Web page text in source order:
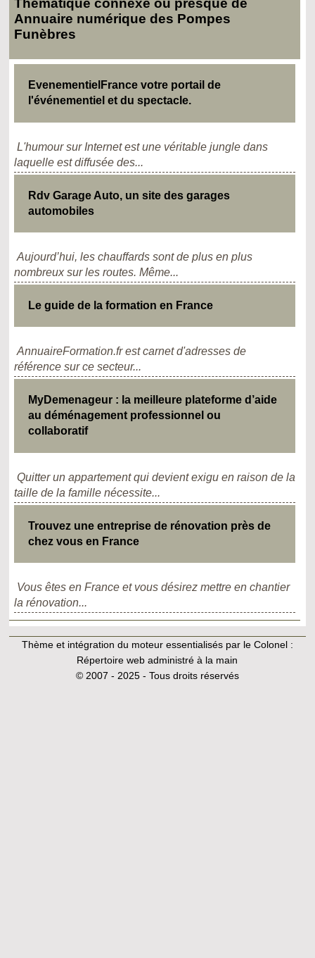
Thématique connexe ou presque de
Annuaire numérique des Pompes
Funèbres
EvenementielFrance votre portail de
l'événementiel et du spectacle.
L'humour sur Internet est une véritable jungle dans
laquelle est diffusée des...
Rdv Garage Auto, un site des garages
automobiles
Aujourd’hui, les chauffards sont de plus en plus
nombreux sur les routes. Même...
Le guide de la formation en France
AnnuaireFormation.fr est carnet d'adresses de
référence sur ce secteur...
MyDemenageur : la meilleure plateforme d’aide
au déménagement professionnel ou
collaboratif
Quitter un appartement qui devient exigu en raison de la
taille de la famille nécessite...
Trouvez une entreprise de rénovation près de
chez vous en France
Vous êtes en France et vous désirez mettre en chantier
la rénovation...
Thème et intégration du moteur essentialisés par le Colonel :
Répertoire web administré à la main
© 2007 - 2025 - Tous droits réservés